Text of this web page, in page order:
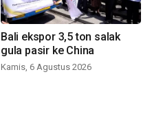
Bali ekspor 3,5 ton salak
gula pasir ke China
Kamis, 6 Agustus 2026